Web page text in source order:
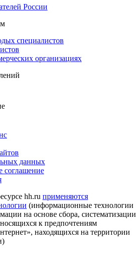
России
специалистов
организациях
данных
соглашение
hh.ru применяются
(информационные технологии
на основе сбора, систематизации
к предпочтениям
находящихся на территории